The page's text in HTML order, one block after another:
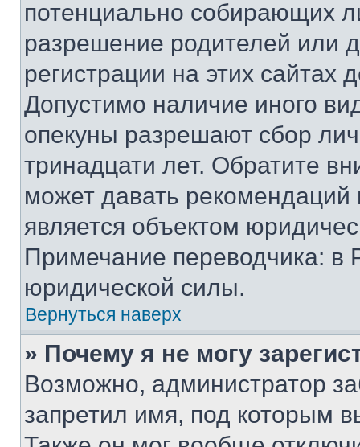
потенциально собирающих
разрешение родителей или
регистрации на этих сайтах
Допустимо наличие иного
опекуны разрешают сбор
тринадцати лет. Обратите
может давать
является объектом
Примечание переводчика: в
юридической силы.
Вернуться наверх
» Почему я не могу
Возможно, администратор
запретил имя, под которым